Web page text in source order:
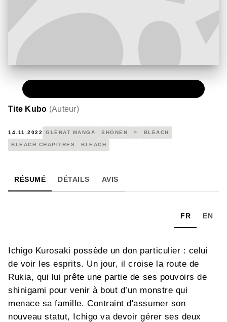
Tite Kubo (Auteur)
14.11.2022 GLÉNAT MANGA SHONEN > BLEACH
BLEACH CHAPITRES BLEACH
RÉSUMÉ DÉTAILS AVIS
FR EN
Ichigo Kurosaki possède un don particulier : celui
de voir les esprits. Un jour, il croise la route de
Rukia, qui lui prête une partie de ses pouvoirs de
shinigami pour venir à bout d’un monstre qui
menace sa famille. Contraint d'assumer son
nouveau statut, Ichigo va devoir gérer ses deux